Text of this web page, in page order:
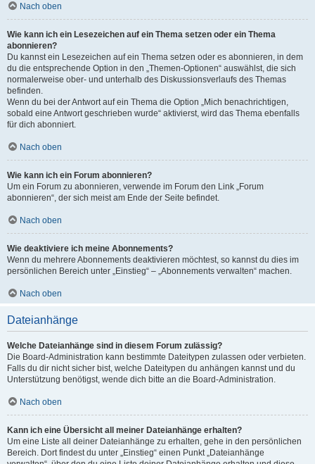
Nach oben
Wie kann ich ein Lesezeichen auf ein Thema setzen oder ein Thema
abonnieren?
Du kannst ein Lesezeichen auf ein Thema setzen oder es abonnieren, in dem
du die entsprechende Option in den „Themen-Optionen“ auswählst, die sich
normalerweise ober- und unterhalb des Diskussionsverlaufs des Themas
befinden.
Wenn du bei der Antwort auf ein Thema die Option „Mich benachrichtigen,
sobald eine Antwort geschrieben wurde“ aktivierst, wird das Thema ebenfalls
für dich abonniert.
Nach oben
Wie kann ich ein Forum abonnieren?
Um ein Forum zu abonnieren, verwende im Forum den Link „Forum
abonnieren“, der sich meist am Ende der Seite befindet.
Nach oben
Wie deaktiviere ich meine Abonnements?
Wenn du mehrere Abonnements deaktivieren möchtest, so kannst du dies im
persönlichen Bereich unter „Einstieg“ – „Abonnements verwalten“ machen.
Nach oben
Dateianhänge
Welche Dateianhänge sind in diesem Forum zulässig?
Die Board-Administration kann bestimmte Dateitypen zulassen oder verbieten.
Falls du dir nicht sicher bist, welche Dateitypen du anhängen kannst und du
Unterstützung benötigst, wende dich bitte an die Board-Administration.
Nach oben
Kann ich eine Übersicht all meiner Dateianhänge erhalten?
Um eine Liste all deiner Dateianhänge zu erhalten, gehe in den persönlichen
Bereich. Dort findest du unter „Einstieg“ einen Punkt „Dateianhänge